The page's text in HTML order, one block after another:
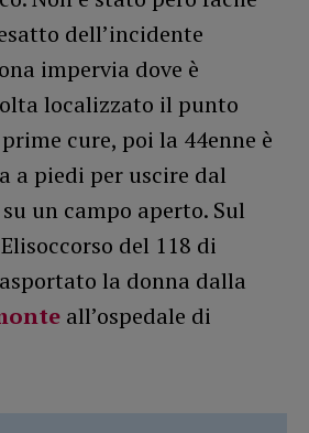
dell’incidente
impervia dove è
localizzato il punto
cure, poi la 44enne è
a piedi per uscire dal
un campo aperto. Sul
del 118 di
la donna dalla
all’ospedale di